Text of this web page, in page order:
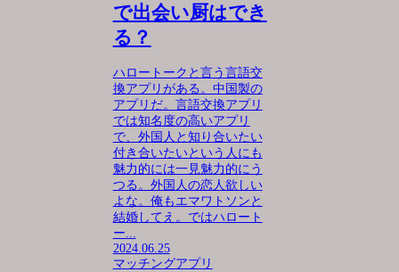
で出会い厨はでき
る？
ハロートークと言う言語交
換アプリがある。中国製の
アプリだ。言語交換アプリ
では知名度の高いアプリ
で、外国人と知り合いたい
付き合いたいという人にも
魅力的には一見魅力的にう
つる。外国人の恋人欲しい
よな。俺もエマワトソンと
結婚してえ。ではハロート
ー...
2024.06.25
マッチングアプリ